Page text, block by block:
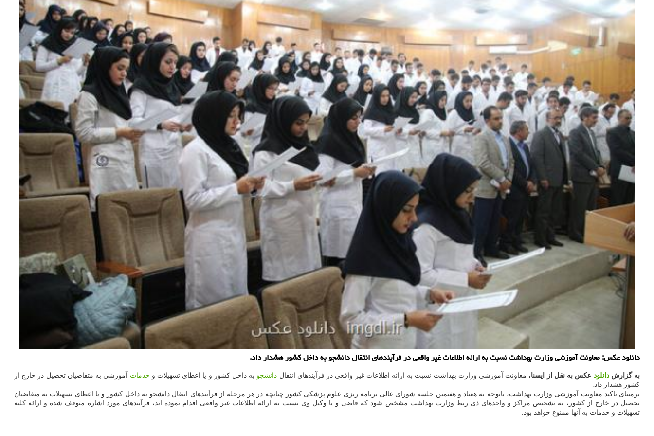
دانلود عکس: معاونت آموزشی وزارت بهداشت نسبت به ارائه اطلاعات غیر واقعی در فرآیندهای انتقال دانشجو به داخل کشور هشدار داد.
به گزارشدانلود عکس به نقل از ایسنا، معاونت آموزشی وزارت بهداشت نسبت به ارائه اطلاعات غیر واقعی در فرآیندهای انتقال دانشجو به داخل کشور و یا اعطای تسهیلات و خدمات آموزشی به متقاضیان تحصیل در خارج از
کشور هشدار داد.
برمبنای تاکید معاونت آموزشی وزارت بهداشت، باتوجه به هفتاد و هفتمین جلسه شورای عالی برنامه ریزی علوم پزشکی کشور چنانچه در هر مرحله از فرآیندهای انتقال دانشجو به داخل کشور و یا اعطای تسهیلات به متقاضیان
تحصیل در خارج از کشور، به تشخیص مراکز و واحدهای ذی ربط وزارت بهداشت مشخص شود که قاضی و یا وکیل وی نسبت به ارائه اطلاعات غیر واقعی اقدام نموده اند، فرآیندهای مورد اشاره متوقف شده و ارائه کلیه
تسهیلات و خدمات به آنها ممنوع خواهد بود.